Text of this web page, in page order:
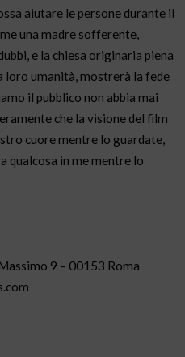
aiutare le persone durante il
una madre sofferente,
e la chiesa originaria piena
loro umanità, mostrerà la fede
il pubblico non abbia mai
che la visione del film
cuore mentre lo guardate,
qualcosa in me mentre lo
9 – 00153 Roma